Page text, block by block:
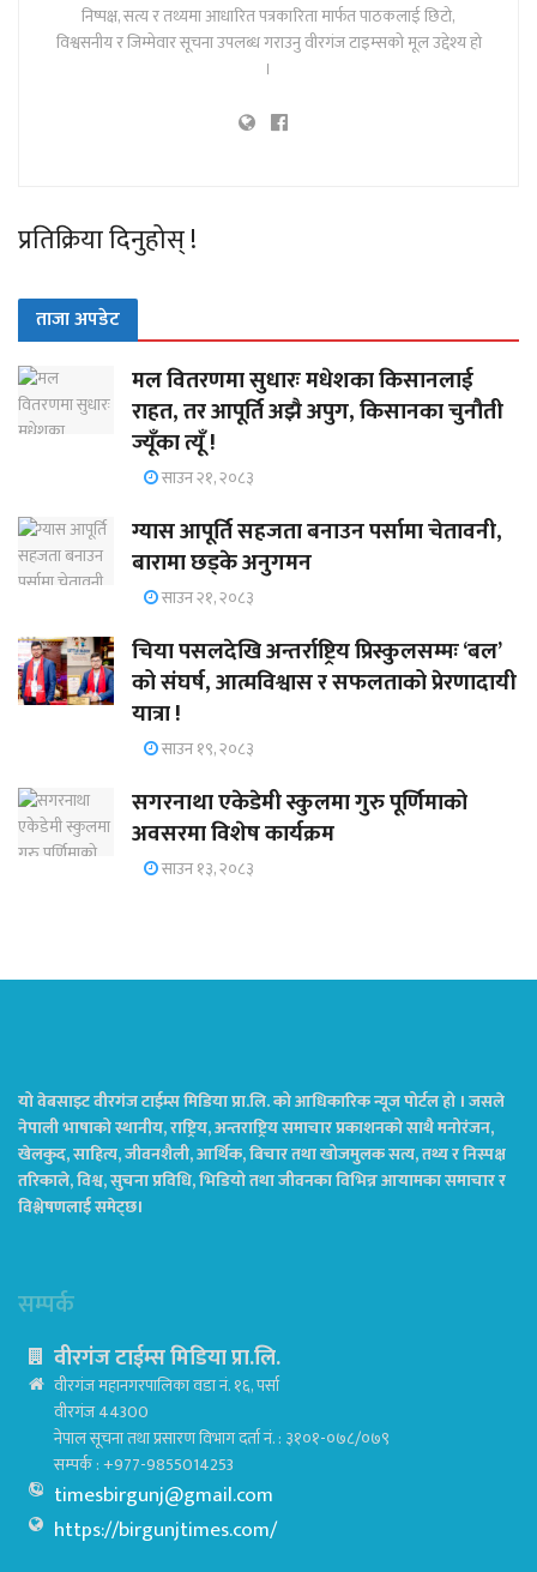
निष्पक्ष, सत्य र तथ्यमा आधारित पत्रकारिता मार्फत पाठकलाई छिटो,
विश्वसनीय र जिम्मेवार सूचना उपलब्ध गराउनु वीरगंज टाइम्सको मूल उद्देश्य हो
।
प्रतिक्रिया दिनुहोस् !
ताजा अपडेट
मल वितरणमा सुधारः मधेशका किसानलाई
राहत, तर आपूर्ति अझै अपुग, किसानका चुनौती
ज्यूँका त्यूँ !
साउन २१, २०८३
ग्यास आपूर्ति सहजता बनाउन पर्सामा चेतावनी,
बारामा छड्के अनुगमन
साउन २१, २०८३
चिया पसलदेखि अन्तर्राष्ट्रिय प्रिस्कुलसम्मः ‘बल’
को संघर्ष, आत्मविश्वास र सफलताको प्रेरणादायी
यात्रा !
साउन १९, २०८३
सगरनाथा एकेडेमी स्कुलमा गुरु पूर्णिमाको
अवसरमा विशेष कार्यक्रम
साउन १३, २०८३
यो वेबसाइट वीरगंज टाईम्स मिडिया प्रा.लि. को आधिकारिक न्यूज पोर्टल हो । जसले
नेपाली भाषाको स्थानीय, राष्ट्रिय, अन्तराष्ट्रिय समाचार प्रकाशनको साथै मनोरंजन,
खेलकुद, साहित्य, जीवनशैली, आर्थिक, बिचार तथा खोजमुलक सत्य, तथ्य र निस्पक्ष
तरिकाले, विश्व, सुचना प्रविधि, भिडियो तथा जीवनका विभिन्न आयामका समाचार र
विश्लेषणलाई समेट्छ।
सम्पर्क
वीरगंज टाईम्स मिडिया प्रा.लि.
वीरगंज महानगरपालिका वडा नं. १६, पर्सा
वीरगंज 44300
नेपाल सूचना तथा प्रसारण विभाग दर्ता नं. : ३१०१-०७८/०७९
सम्पर्क : +977-9855014253
timesbirgunj@gmail.com
https://birgunjtimes.com/